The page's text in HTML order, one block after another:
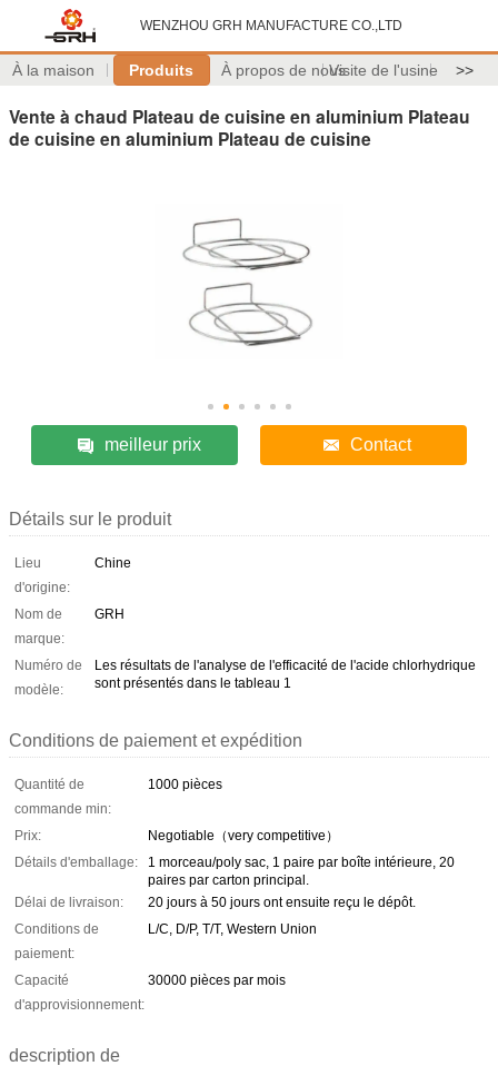
WENZHOU GRH MANUFACTURE CO.,LTD
À la maison Produits À propos de nousVisite de l'usine >>
Vente à chaud Plateau de cuisine en aluminium Plateau
de cuisine en aluminium Plateau de cuisine
meilleur prix Contact
Détails sur le produit
Lieu
d'origine:
Chine
Nom de
marque:
GRH
Numéro de
modèle:
Les résultats de l'analyse de l'efficacité de l'acide chlorhydrique
sont présentés dans le tableau 1
Conditions de paiement et expédition
Quantité de
commande min:
1000 pièces
Prix:
Negotiable（very competitive）
Détails d'emballage:
1 morceau/poly sac, 1 paire par boîte intérieure, 20
paires par carton principal.
Délai de livraison:
20 jours à 50 jours ont ensuite reçu le dépôt.
Conditions de
paiement:
L/C, D/P, T/T, Western Union
Capacité
d'approvisionnement:
30000 pièces par mois
description de